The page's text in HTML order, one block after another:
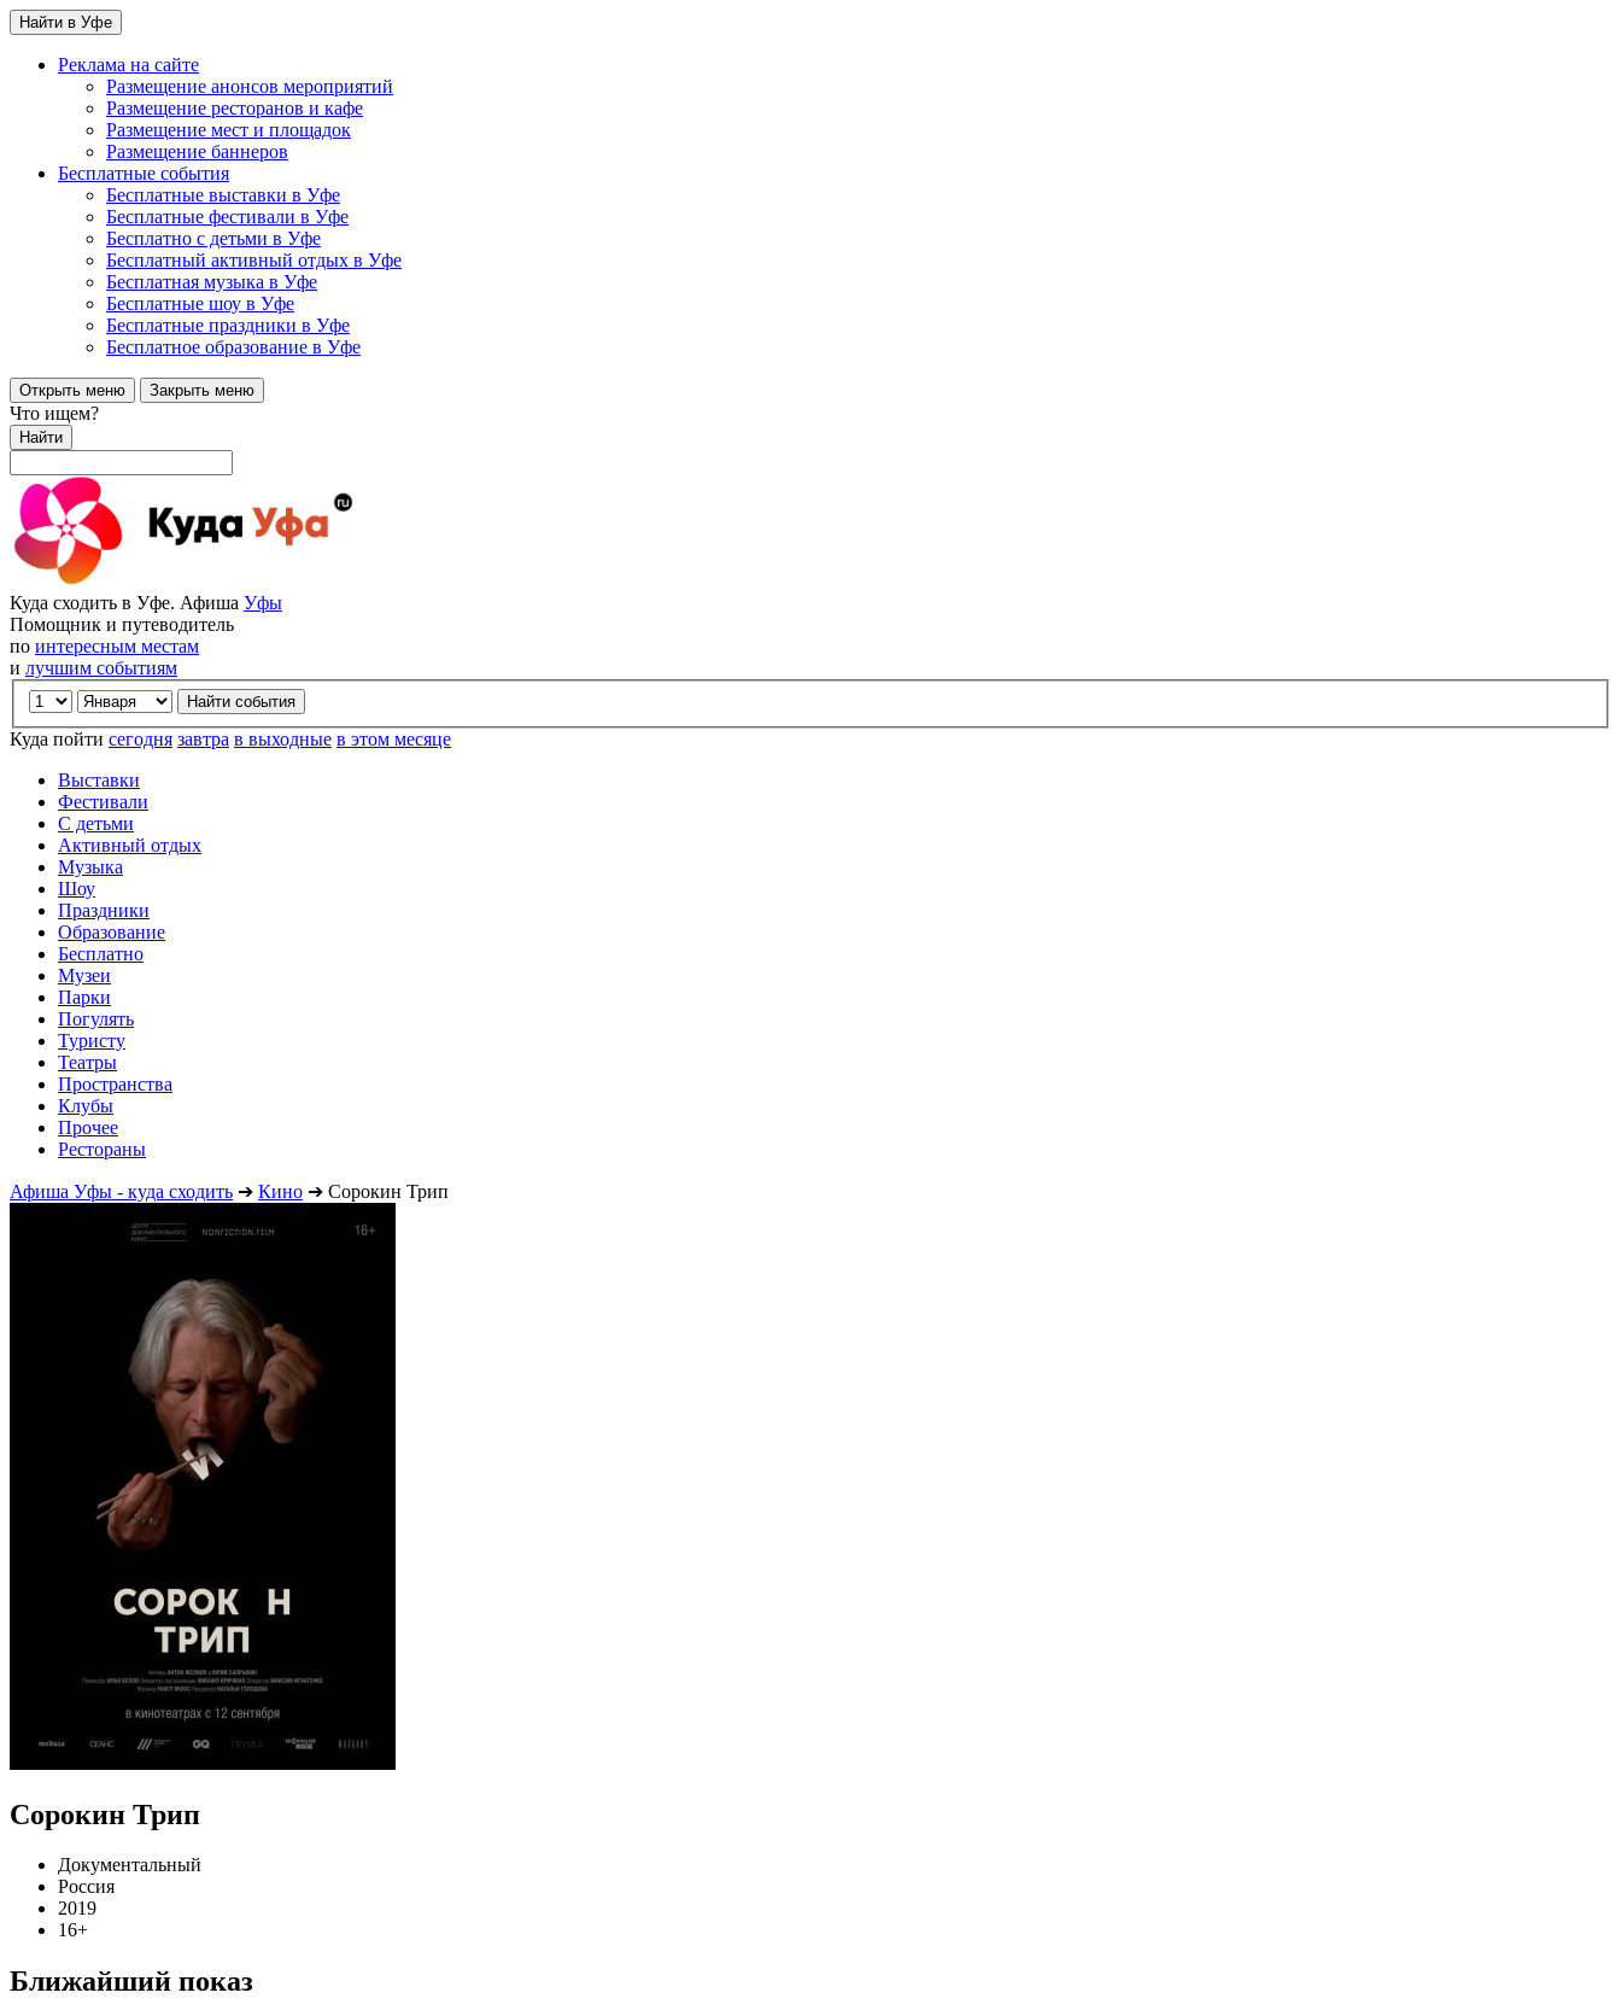
Найти в Уфе
Реклама на сайте
Размещение анонсов мероприятий
Размещение ресторанов и кафе
Размещение мест и площадок
Размещение баннеров
Бесплатные события
Бесплатные выставки в Уфе
Бесплатные фестивали в Уфе
Бесплатно с детьми в Уфе
Бесплатный активный отдых в Уфе
Бесплатная музыка в Уфе
Бесплатные шоу в Уфе
Бесплатные праздники в Уфе
Бесплатное образование в Уфе
Открыть меню Закрыть меню
Что ищем?
Найти
Куда сходить в Уфе. Афиша Уфы
Помощник и путеводитель
по интересным местам
и лучшим событиям
Куда пойти сегодня завтра в выходные в этом месяце
Выставки
Фестивали
С детьми
Активный отдых
Музыка
Шоу
Праздники
Образование
Бесплатно
Музеи
Парки
Погулять
Туристу
Театры
Пространства
Клубы
Прочее
Рестораны
Афиша Уфы - куда сходить ➔ Кино ➔ Сорокин Трип
Сорокин Трип
Документальный
Россия
2019
16+
Ближайший показ